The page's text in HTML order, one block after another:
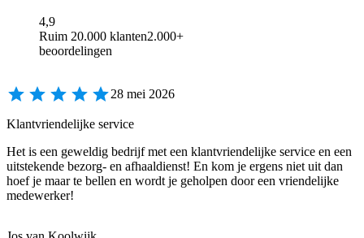
4,9
Ruim 20.000 klanten2.000+
beoordelingen
28 mei 2026
Klantvriendelijke service
Het is een geweldig bedrijf met een klantvriendelijke service en een
uitstekende bezorg- en afhaaldienst! En kom je ergens niet uit dan
hoef je maar te bellen en wordt je geholpen door een vriendelijke
medewerker!